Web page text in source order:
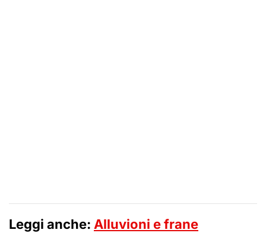
Leggi anche: Alluvioni e frane